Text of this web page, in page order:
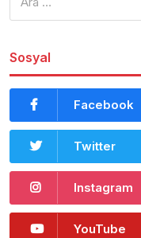
Sosyal
Facebook
Twitter
Instagram
YouTube